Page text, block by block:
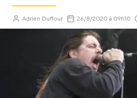
Adrien Duffour 26/8/2020(Mis à
à 09h10